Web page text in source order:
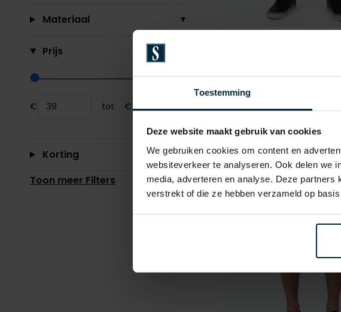
Toestemming
Deze website maakt gebruik van cookies
We gebruiken cookies om content en
websiteverkeer te analyseren. Ook delen we
media, adverteren en analyse. Deze partners
verstrekt of die ze hebben verzameld op
Materiaal
Prijs
Range slider min value
Range slider max value
€ tot
Maximum value input
€
Korting
Toon meer Filters